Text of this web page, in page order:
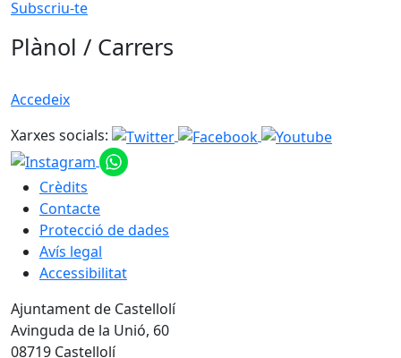
Subscriu-te
Plànol / Carrers
Accedeix
Xarxes socials:
Crèdits
Contacte
Protecció de dades
Avís legal
Accessibilitat
Ajuntament de Castellolí
Avinguda de la Unió, 60
08719 Castellolí